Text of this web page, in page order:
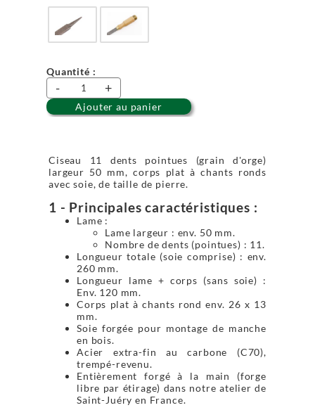
Quantité :
- +
Ajouter au panier
Ciseau 11 dents pointues (grain d'orge)
largeur 50 mm, corps plat à chants ronds
avec soie, de taille de pierre.
1 - Principales caractéristiques :
Lame :
Lame largeur : env. 50 mm.
Nombre de dents (pointues) : 11.
Longueur totale (soie comprise) : env.
260 mm.
Longueur lame + corps (sans soie) :
Env. 120 mm.
Corps plat à chants rond env. 26 x 13
mm.
Soie forgée pour montage de manche
en bois.
Acier extra-fin au carbone (C70),
trempé-revenu.
Entièrement forgé à la main (forge
libre par étirage) dans notre atelier de
Saint-Juéry en France.